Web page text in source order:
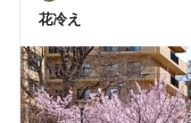
花冷え